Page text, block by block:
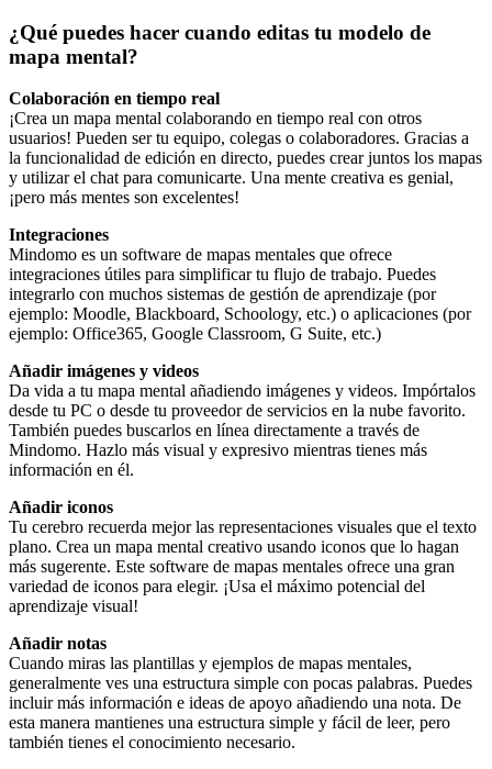
¿Qué puedes hacer cuando editas tu modelo de
mapa mental?
Colaboración en tiempo real
¡Crea un mapa mental colaborando en tiempo real con otros
usuarios! Pueden ser tu equipo, colegas o colaboradores. Gracias a
la funcionalidad de edición en directo, puedes crear juntos los mapas
y utilizar el chat para comunicarte. Una mente creativa es genial,
¡pero más mentes son excelentes!
Integraciones
Mindomo es un software de mapas mentales que ofrece
integraciones útiles para simplificar tu flujo de trabajo. Puedes
integrarlo con muchos sistemas de gestión de aprendizaje (por
ejemplo: Moodle, Blackboard, Schoology, etc.) o aplicaciones (por
ejemplo: Office365, Google Classroom, G Suite, etc.)
Añadir imágenes y videos
Da vida a tu mapa mental añadiendo imágenes y videos. Impórtalos
desde tu PC o desde tu proveedor de servicios en la nube favorito.
También puedes buscarlos en línea directamente a través de
Mindomo. Hazlo más visual y expresivo mientras tienes más
información en él.
Añadir iconos
Tu cerebro recuerda mejor las representaciones visuales que el texto
plano. Crea un mapa mental creativo usando iconos que lo hagan
más sugerente. Este software de mapas mentales ofrece una gran
variedad de iconos para elegir. ¡Usa el máximo potencial del
aprendizaje visual!
Añadir notas
Cuando miras las plantillas y ejemplos de mapas mentales,
generalmente ves una estructura simple con pocas palabras. Puedes
incluir más información e ideas de apoyo añadiendo una nota. De
esta manera mantienes una estructura simple y fácil de leer, pero
también tienes el conocimiento necesario.